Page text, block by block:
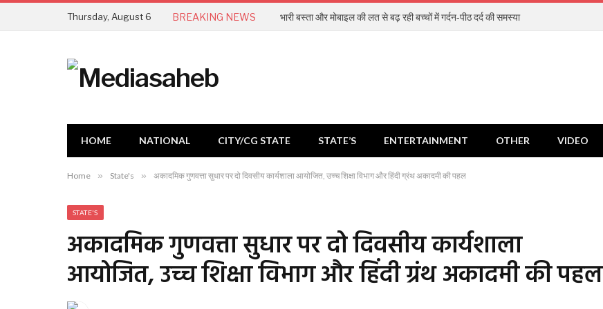
Thursday, August 6 BREAKING NEWS भारी बस्ता और मोबाइल की लत से बढ़ रही बच्चों में गर्दन-पीठ दर्द की समस्या
HOME NATIONAL CITY/CG STATE STATE’S ENTERTAINMENT OTHER VIDEO
Home » State's » अकादमिक गुणवत्ता सुधार पर दो दिवसीय कार्यशाला आयोजित, उच्च शिक्षा विभाग और हिंदी ग्रंथ अकादमी की पहल
STATE'S
अकादमिक गुणवत्ता सुधार पर दो दिवसीय कार्यशाला
आयोजित, उच्च शिक्षा विभाग और हिंदी ग्रंथ अकादमी की पहल